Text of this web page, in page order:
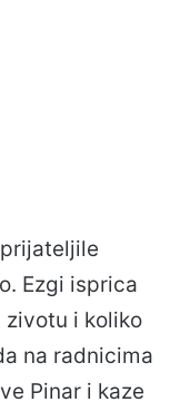
Ezgi isprica
zivotu i koliko
na radnicima
Pinar i kaze